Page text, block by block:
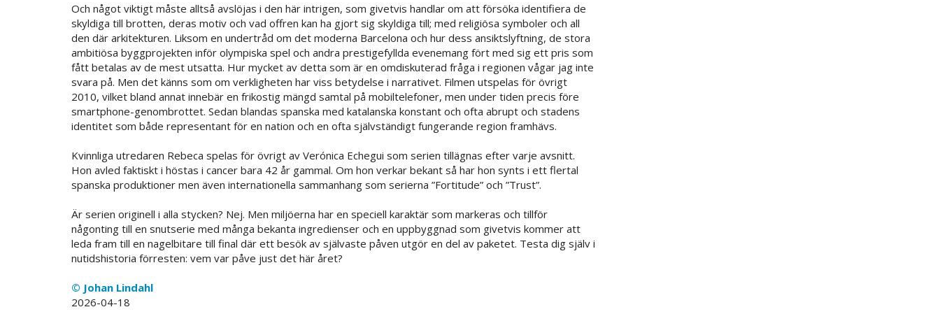
Och något viktigt måste alltså avslöjas i den här intrigen, som givetvis handlar om att försöka identifiera de
skyldiga till brotten, deras motiv och vad offren kan ha gjort sig skyldiga till; med religiösa symboler och all
den där arkitekturen. Liksom en undertråd om det moderna Barcelona och hur dess ansiktslyftning, de stora
ambitiösa byggprojekten inför olympiska spel och andra prestigefyllda evenemang fört med sig ett pris som
fått betalas av de mest utsatta. Hur mycket av detta som är en omdiskuterad fråga i regionen vågar jag inte
svara på. Men det känns som om verkligheten har viss betydelse i narrativet. Filmen utspelas för övrigt
2010, vilket bland annat innebär en frikostig mängd samtal på mobiltelefoner, men under tiden precis före
smartphone-genombrottet. Sedan blandas spanska med katalanska konstant och ofta abrupt och stadens
identitet som både representant för en nation och en ofta självständigt fungerande region framhävs.
Kvinnliga utredaren Rebeca spelas för övrigt av Verónica Echegui som serien tillägnas efter varje avsnitt.
Hon avled faktiskt i höstas i cancer bara 42 år gammal. Om hon verkar bekant så har hon synts i ett flertal
spanska produktioner men även internationella sammanhang som serierna ”Fortitude” och ”Trust”.
Är serien originell i alla stycken? Nej. Men miljöerna har en speciell karaktär som markeras och tillför
någonting till en snutserie med många bekanta ingredienser och en uppbyggnad som givetvis kommer att
leda fram till en nagelbitare till final där ett besök av självaste påven utgör en del av paketet. Testa dig själv i
nutidshistoria förresten: vem var påve just det här året?
© Johan Lindahl
2026-04-18